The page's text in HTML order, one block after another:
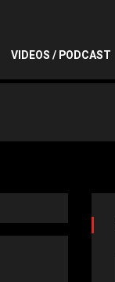
VIDEOS / PODCAST